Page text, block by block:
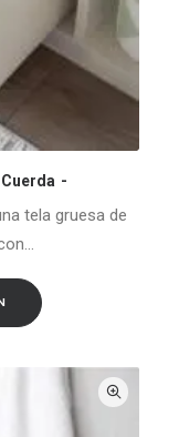
tela gruesa de